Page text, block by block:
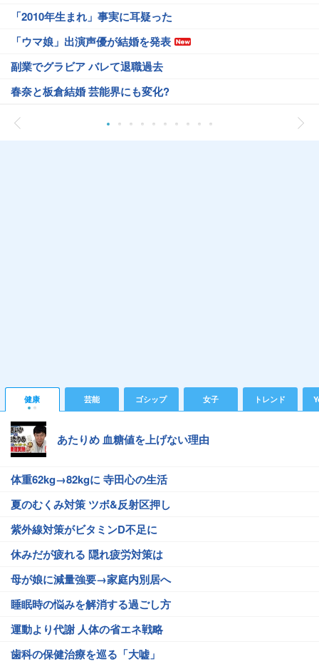
「2010年生まれ」事実に耳疑った
「ウマ娘」出演声優が結婚を発表
副業でグラビア バレて退職過去
春奈と板倉結婚 芸能界にも変化?
健康 芸能 ゴシップ 女子 トレンド
あたりめ 血糖値を上げない理由
体重62kg→82kgに 寺田心の生活
夏のむくみ対策 ツボ&反射区押し
紫外線対策がビタミンD不足に
休みだが疲れる 隠れ疲労対策は
母が娘に減量強要→家庭内別居へ
睡眠時の悩みを解消する過ごし方
運動より代謝 人体の省エネ戦略
歯科の保健治療を巡る「大嘘」